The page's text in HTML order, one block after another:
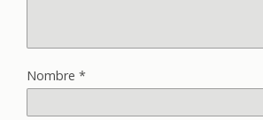
Nombre *